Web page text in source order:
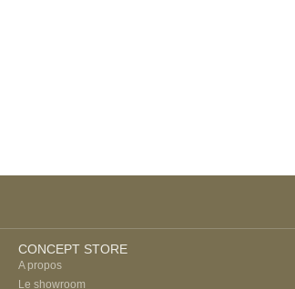
CONCEPT STORE
A propos
Le showroom